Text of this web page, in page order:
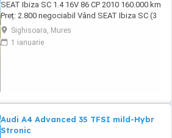
SEAT Ibiza SC 1.4 16V 86 CP 2010 160.000 km
Preț: 2.800 negociabil Vând SEAT Ibiza SC (3
uși), an fabricație 2010, în stare tehnică foarte
bună. Detalii: * Motor 1.4 16V benzină 86 CP *
Cutie manuală, 5 trepte * 160.000 km *
Sighisoara, Mures
1 ianuarie
Audi A4 Advanced 35 TFSI mild-Hybr
Stronic